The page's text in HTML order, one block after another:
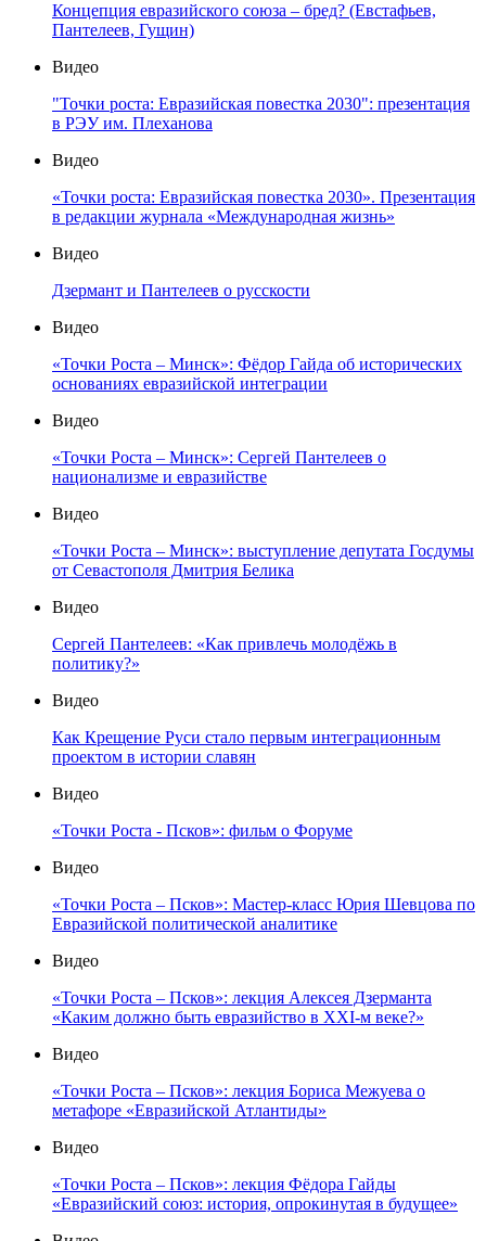
Концепция евразийского союза – бред? (Евстафьев,
Пантелеев, Гущин)
Видео
"Точки роста: Евразийская повестка 2030": презентация
в РЭУ им. Плеханова
Видео
«Точки роста: Евразийская повестка 2030». Презентация
в редакции журнала «Международная жизнь»
Видео
Дзермант и Пантелеев о русскости
Видео
«Точки Роста – Минск»: Фёдор Гайда об исторических
основаниях евразийской интеграции
Видео
«Точки Роста – Минск»: Сергей Пантелеев о
национализме и евразийстве
Видео
«Точки Роста – Минск»: выступление депутата Госдумы
от Севастополя Дмитрия Белика
Видео
Сергей Пантелеев: «Как привлечь молодёжь в
политику?»
Видео
Как Крещение Руси стало первым интеграционным
проектом в истории славян
Видео
«Точки Роста - Псков»: фильм о Форуме
Видео
«Точки Роста – Псков»: Мастер-класс Юрия Шевцова по
Евразийской политической аналитике
Видео
«Точки Роста – Псков»: лекция Алексея Дзерманта
«Каким должно быть евразийство в XXI-м веке?»
Видео
«Точки Роста – Псков»: лекция Бориса Межуева о
метафоре «Евразийской Атлантиды»
Видео
«Точки Роста – Псков»: лекция Фёдора Гайды
«Евразийский союз: история, опрокинутая в будущее»